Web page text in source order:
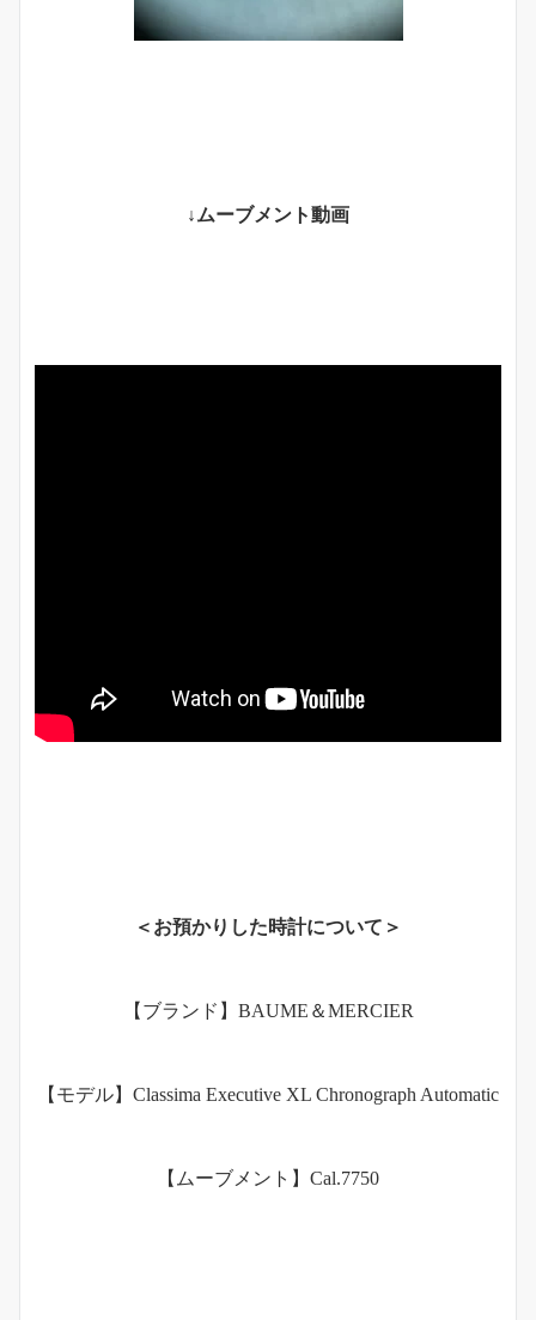
↓ムーブメント動画
＜お預かりした時計について＞
【ブランド】BAUME＆MERCIER
【モデル】Classima Executive XL Chronograph Automatic
【ムーブメント】Cal.7750